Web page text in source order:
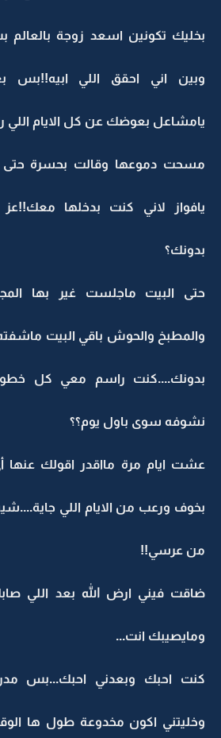
بخليك تكونين اسعد زوجة
وبين اني احقق اللي ابيه!!بس
يامشاعل بعوضك عن كل الايام اللي
مسحت دموعها وقالت بحسرة حتى
يافواز لاني كنت بدخلها معك!!عز
بدونك؟
حتى البيت ماجلست غير بها
والمطبخ والحوش باقي البيت
بدونك....كنت راسم معي كل خطوة
نشوفه سوى باول يوم؟؟
عشت ايام مرة مااقدر اقولك
بخوف ورعب من الايام اللي
من عرسي!!
ضاقت فيني ارض الله بعد اللي
ومايصيبك انت...
كنت احبك وبعدني احبك...بس
وخليتني اكون مخدوعة طول ها